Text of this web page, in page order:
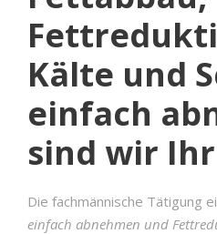
Kälte und
einfach
sind wir
Die fachmännische Tätigung
einfach abnehmen und